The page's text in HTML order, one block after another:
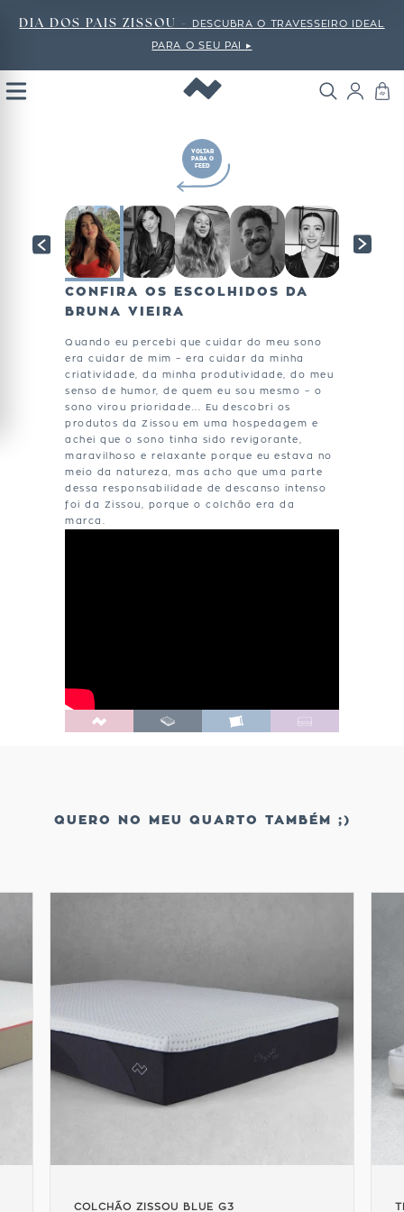
DIA DOS PAIS ZISSOU - DESCUBRA O TRAVESSEIRO IDEAL
PARA O SEU PAI ▸
Open
VOLTAR
PARA O
FEED
CONFIRA OS ESCOLHIDOS DA
BRUNA VIEIRA
Quando eu percebi que cuidar do meu sono
era cuidar de mim – era cuidar da minha
criatividade, da minha produtividade, do meu
senso de humor, de quem eu sou mesmo – o
sono virou prioridade... Eu descobri os
produtos da Zissou em uma hospedagem e
achei que o sono tinha sido revigorante,
maravilhoso e relaxante porque eu estava no
meio da natureza, mas acho que uma parte
dessa responsabilidade de descanso intenso
foi da Zissou, porque o colchão era da
marca.
QUERO NO MEU QUARTO TAMBÉM ;)
TRAVESSEIRO ZISSOU FLUFF G3